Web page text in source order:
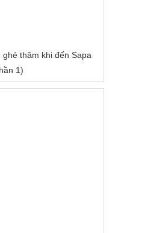
thăm khi đến Sapa
1)